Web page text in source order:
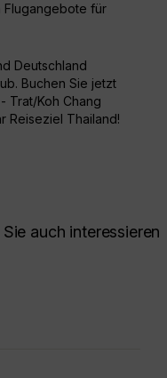
Flugangebote für
Deutschland
Buchen Sie jetzt
Trat/Koh Chang
Reiseziel Thailand!
auch interessieren